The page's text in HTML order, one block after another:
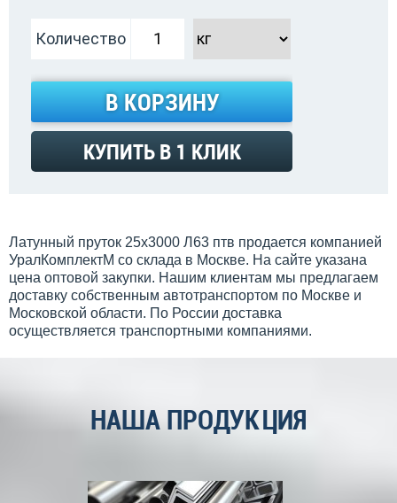
Количество
В КОРЗИНУ
КУПИТЬ В 1 КЛИК
Латунный пруток 25х3000 Л63 птв продается компанией
УралКомплектМ со склада в Москве. На сайте указана
цена оптовой закупки. Нашим клиентам мы предлагаем
доставку собственным автотранспортом по Москве и
Московской области. По России доставка
осуществляется транспортными компаниями.
НАША ПРОДУКЦИЯ